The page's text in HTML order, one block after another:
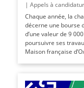
| Appels à
Chaque année, la
décerne une bourse
d’une valeur de 9
poursuivre ses
Maison française